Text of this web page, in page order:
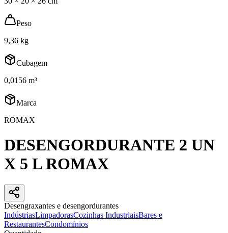
Peso
9,36 kg
Cubagem
0,0156 m³
Marca
ROMAX
DESENGORDURANTE 2 UN
X 5 L ROMAX
Desengraxantes e desengordurantes
IndústriasLimpadorasCozinhas IndustriaisBares e
RestaurantesCondomínios